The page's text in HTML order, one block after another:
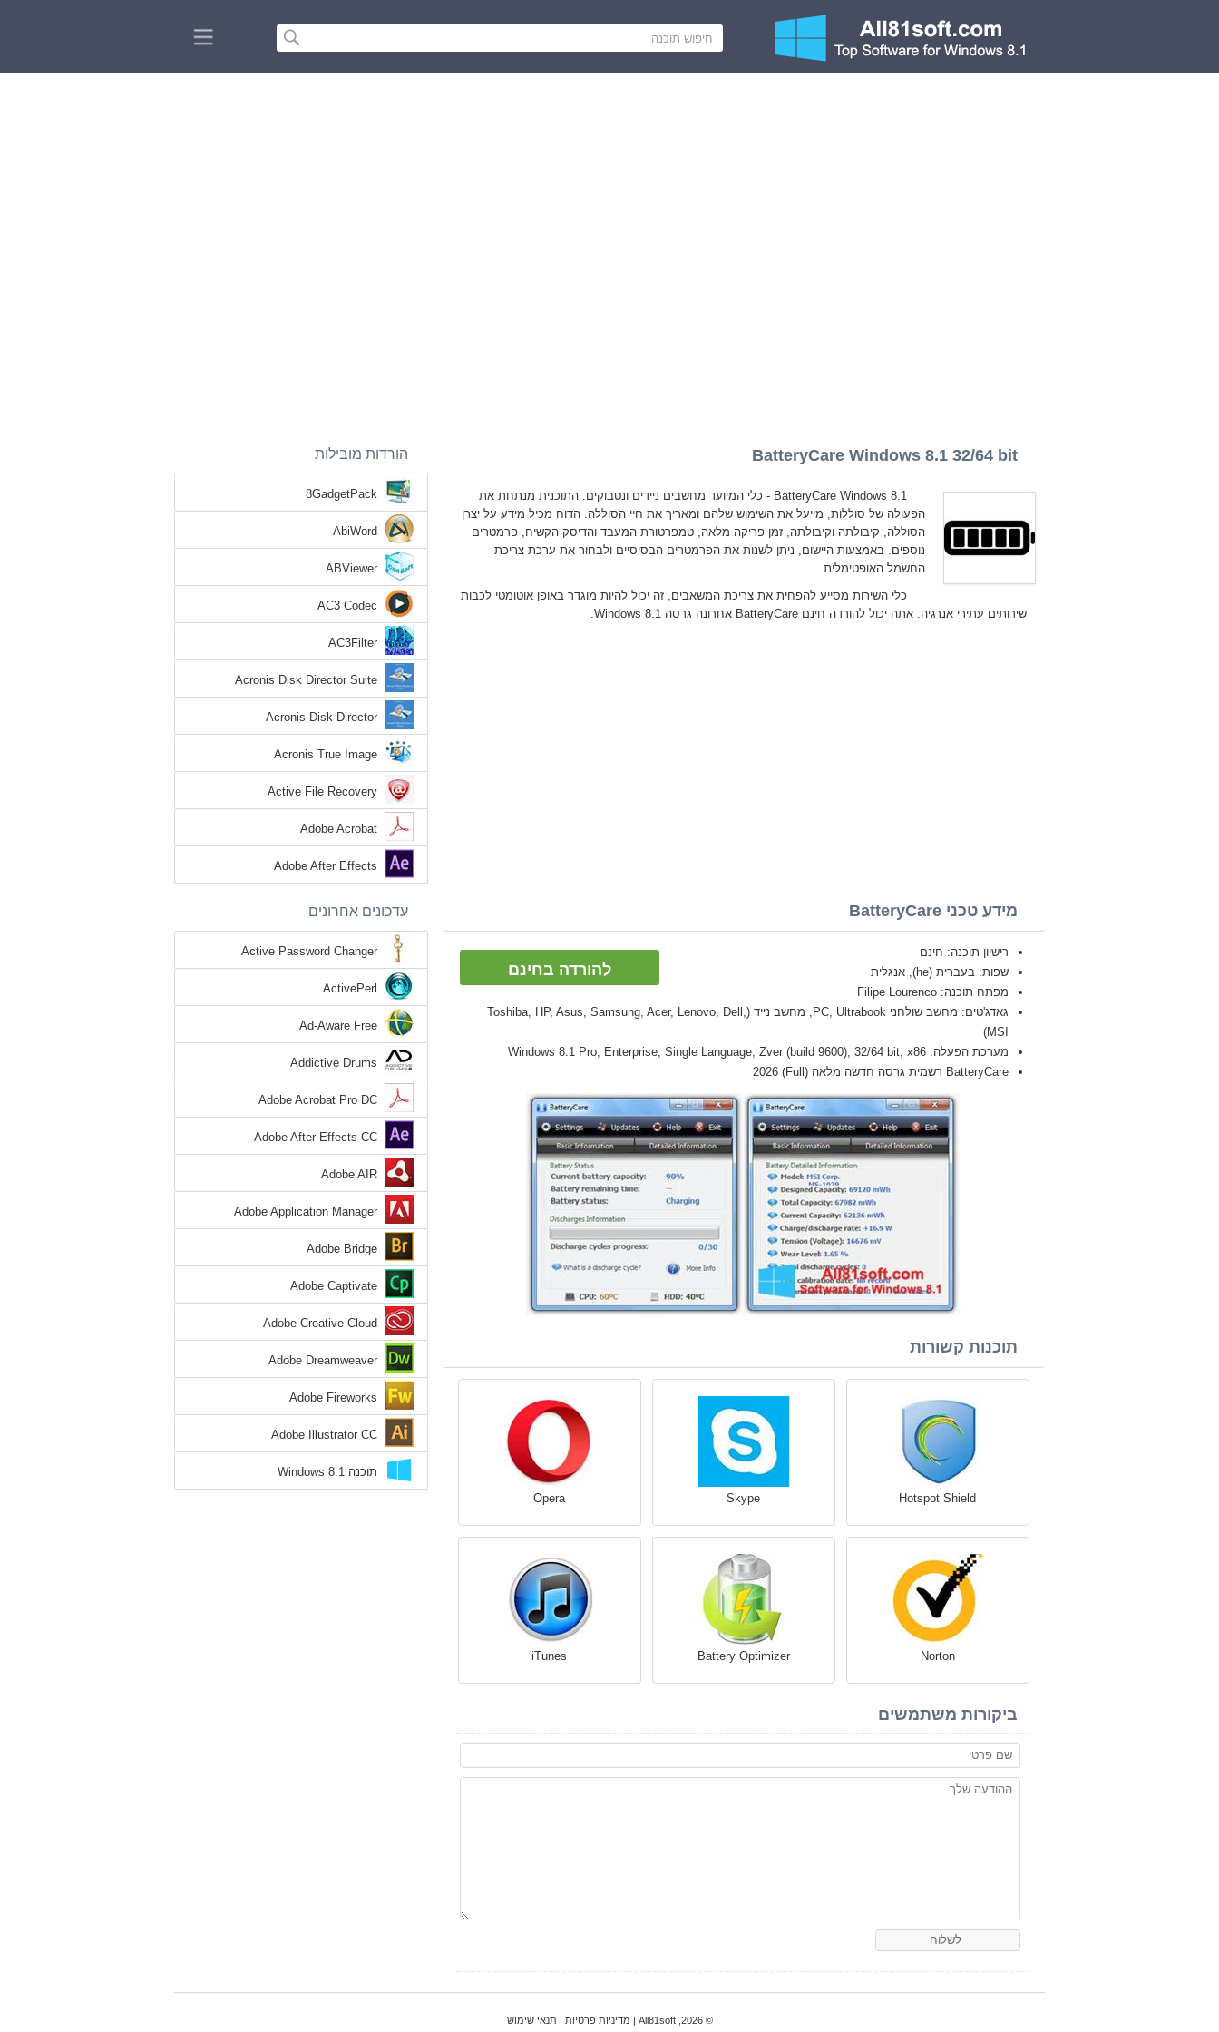
BatteryCare Windows 8.1 32/64 bit
BatteryCare Windows 8.1 - כלי המיועד מחשבים ניידים ונטבוקים. התוכנית מנתחת את
הפעולה של סוללות, מייעל את השימוש שלהם ומאריך את חיי הסוללה. הדוח מכיל מידע על יצרן
הסוללה, קיבולתה וקיבולתה, זמן פריקה מלאה, טמפרטורת המעבד והדיסק הקשיח, פרמטרים
נוספים. באמצעות היישום, ניתן לשנות את הפרמטרים הבסיסיים ולבחור את ערכת צריכת
החשמל האופטימלית.
כלי השירות מסייע להפחית את צריכת המשאבים, זה יכול להיות מוגדר באופן אוטומטי לכבות
שירותים עתירי אנרגיה. אתה יכול להורדה חינם BatteryCare אחרונה גרסה Windows 8.1.
מידע טכני BatteryCare
להורדה בחינם
רישיון תוכנה: חינם
שפות: בעברית (he), אנגלית
מפתח תוכנה: Filipe Lourenco
גאדג'טים: מחשב שולחני PC, Ultrabook, מחשב נייד (Toshiba, HP, Asus, Samsung, Acer, Lenovo, Dell,
MSI)
מערכת הפעלה: Windows 8.1 Pro, Enterprise, Single Language, Zver (build 9600), 32/64 bit, x86
BatteryCare רשמית גרסה חדשה מלאה (Full) 2026
תוכנות קשורות
Hotspot Shield
Skype
Opera
Norton
Battery Optimizer
iTunes
ביקורות משתמשים
הורדות מובילות
8GadgetPack
AbiWord
ABViewer
AC3 Codec
AC3Filter
Acronis Disk Director Suite
Acronis Disk Director
Acronis True Image
Active File Recovery
Adobe Acrobat
Adobe After Effects
עדכונים אחרונים
Active Password Changer
ActivePerl
Ad-Aware Free
Addictive Drums
Adobe Acrobat Pro DC
Adobe After Effects CC
Adobe AIR
Adobe Application Manager
Adobe Bridge
Adobe Captivate
Adobe Creative Cloud
Adobe Dreamweaver
Adobe Fireworks
Adobe Illustrator CC
תוכנה Windows 8.1
© 2026, All81soft | מדיניות פרטיות | תנאי שימוש